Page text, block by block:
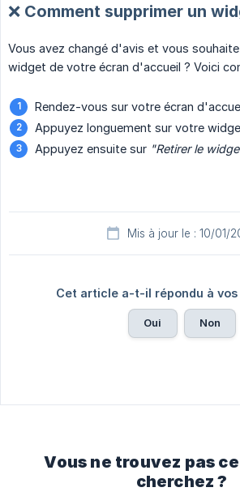
❌ Comment supprimer un
Vous avez changé d'avis et vous
widget de votre écran d'accueil ? Voici
Rendez-vous sur votre écran
Appuyez longuement sur votre
Appuyez ensuite sur "Retirer le
Mis à jour le : 10/01/
Cet article a-t-il répondu à vos
Oui Non
Vous ne trouvez pas
cherchez ?